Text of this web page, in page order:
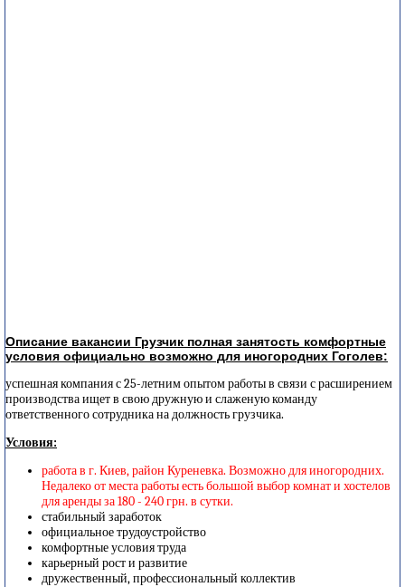
Описание вакансии Грузчик полная занятость комфортные
условия официально возможно для иногородних Гоголев:
успешная компания с 25-летним опытом работы в связи с расширением
производства ищет в свою дружную и слаженую команду
ответственного сотрудника на должность грузчика.
Условия:
работа в г. Киев, район Куреневка. Возможно для иногородних.
Недалеко от места работы есть большой выбор комнат и хостелов
для аренды за 180 - 240 грн. в сутки.
стабильный заработок
официальное трудоустройство
комфортные условия труда
карьерный рост и развитие
дружественный, профессиональный коллектив